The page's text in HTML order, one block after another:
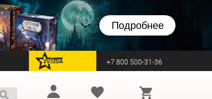
Подробнее
перейти на Zvezda +7 800 500-31-36